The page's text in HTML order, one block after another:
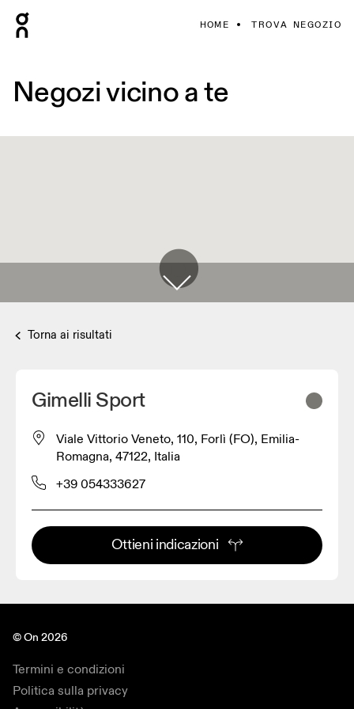
HOME TROVA NEGOZIO
Negozi vicino a te
Torna ai risultati
Gimelli Sport
Viale Vittorio Veneto, 110, Forlì (FO), Emilia-
Romagna, 47122, Italia
+39 054333627
Ottieni indicazioni
© On 2026
Termini e condizioni
Politica sulla privacy